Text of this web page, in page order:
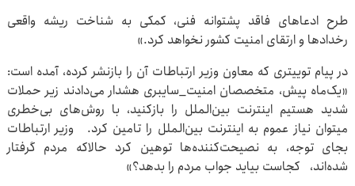
طرح ادعاهای فاقد پشتوانه فنی، کمکی به شناخت ریشه واقعی
رخدادها و ارتقای امنیت کشور نخواهد کرد.»
در پیام توییتری که معاون وزیر ارتباطات آن را بازنشر کرده، آمده است:
«یک‌ماه پیش، متخصصان امنیت_سایبری هشدار می‌دادند زیر حملات
شدید هستیم اینترنت بین‌الملل را بازکنید، با روش‌های بی‌خطری
میتوان نیاز عموم به اینترنت بین‌الملل را تامین کرد. وزیر ارتباطات
بجای توجه، به نصیحت‌کننده‌ها توهین کرد حالاکه مردم گرفتار
شده‌اند، کجاست بیاید جواب مردم را بدهد؟»